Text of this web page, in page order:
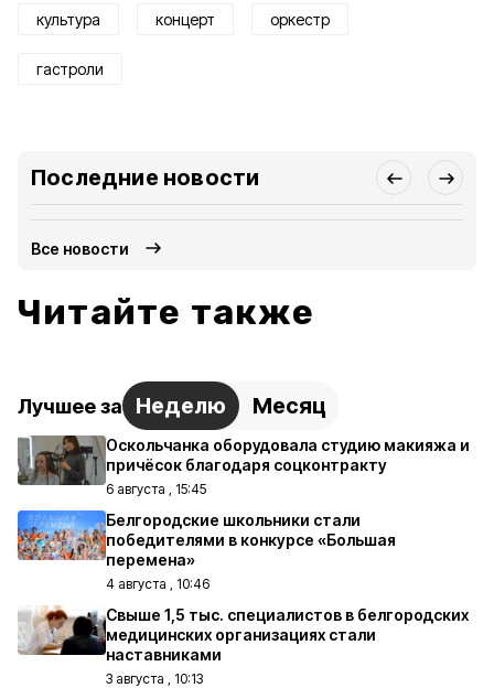
культура концерт оркестр
гастроли
Последние новости
Все новости
Читайте также
Лучшее за Неделю Месяц
Оскольчанка оборудовала студию макияжа и
причёсок благодаря соцконтракту
6 августа , 15:45
Белгородские школьники стали
победителями в конкурсе «Большая
перемена»
4 августа , 10:46
Свыше 1,5 тыс. специалистов в белгородских
медицинских организациях стали
наставниками
3 августа , 10:13